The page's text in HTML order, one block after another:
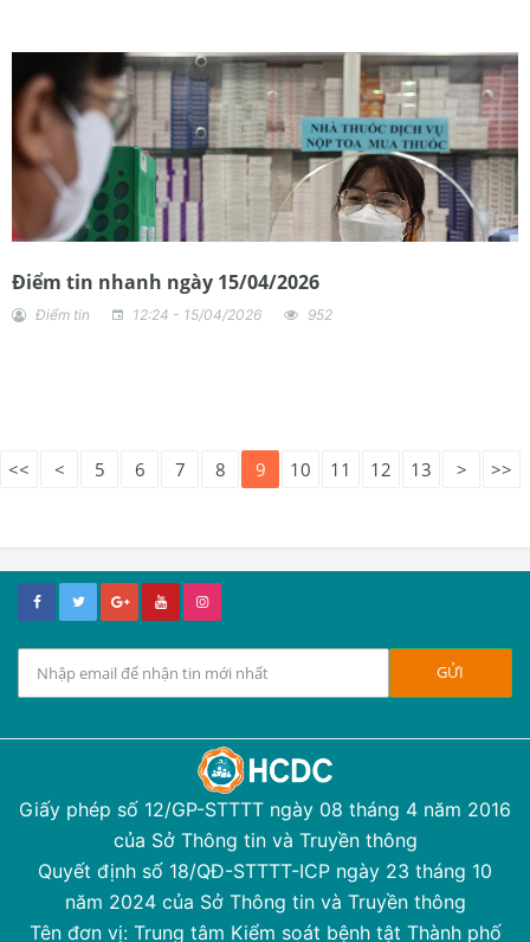
Điểm tin nhanh ngày 15/04/2026
Điểm tin 12:24 - 15/04/2026 952
<< < 5 6 7 8 9 10 11 12 13 > >>
Giấy phép số 12/GP-STTTT ngày 08 tháng 4 năm 2016
của Sở Thông tin và Truyền thông
Quyết định số 18/QĐ-STTTT-ICP ngày 23 tháng 10
năm 2024 của Sở Thông tin và Truyền thông
Tên đơn vị: Trung tâm Kiểm soát bệnh tật Thành phố